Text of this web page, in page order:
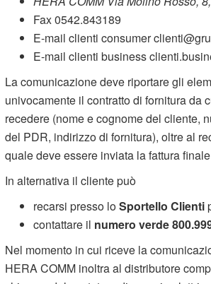
Fax
E-mail clienti consumer
E-mail clienti business
La comunicazione deve riportare gli
univocamente il contratto di fornitura da
recedere (nome e cognome del cliente,
del PDR, indirizzo di fornitura), oltre al
quale deve essere inviata la fattura
In alternativa il cliente può
recarsi presso loSportello Clienti
contattare il numero verde
Nel momento in cui riceve la
HERA COMM inoltra al distributore